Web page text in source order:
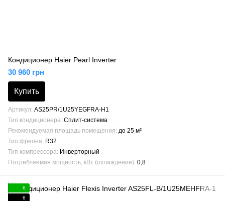
Кондиционер Haier Pearl Inverter
30 960 грн
Купить
Артикул AS25PR/1U25YEGFRA-H1
Тип кондиционера Сплит-система
Рекомендуемая площадь помещения до 25 м²
Тип фреона R32
Тип компрессора Инверторный
Потребляемая мощность, кВт (охлаждение) 0,8
6
6